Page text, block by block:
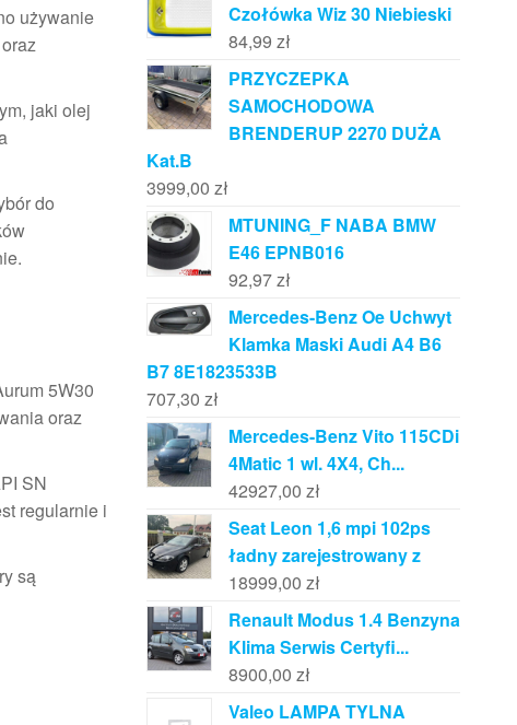
używanie
jaki olej
do
5W30
oraz
SN
regularnie i
są
Czołówka Wiz 30 Niebieski
84,99 zł
PRZYCZEPKA
SAMOCHODOWA
BRENDERUP 2270 DUŻA
Kat.B
3999,00 zł
MTUNING_F NABA BMW
E46 EPNB016
92,97zł
Mercedes-Benz Oe Uchwyt
Klamka Maski Audi A4 B6
B7 8E1823533B
707,30 zł
Mercedes-Benz Vito 115CDi
4Matic 1 wl. 4X4, Ch...
42927,00 zł
Seat Leon 1,6 mpi 102ps
ładny zarejestrowany z
18999,00 zł
Renault Modus 1.4 Benzyna
Klima Serwis Certyfi...
8900,00 zł
Valeo LAMPA TYLNA